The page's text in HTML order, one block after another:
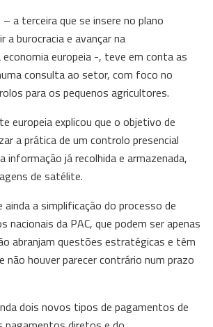
a terceira que se insere no plano
a burocracia e avançar na
europeia -, teve em conta as
consulta ao setor, com foco no
para os pequenos agricultores.
europeia explicou que o objetivo de
a prática de um controlo presencial
informação já recolhida e armazenada,
de satélite.
ainda a simplificação do processo de
nacionais da PAC, que podem ser apenas
abranjam questões estratégicas e têm
não houver parecer contrário num prazo
dois novos tipos de pagamentos de